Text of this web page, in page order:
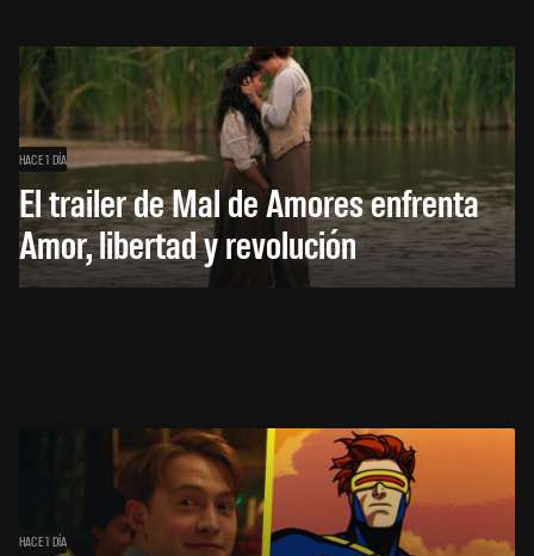
HACE 1 DÍA
El trailer de Mal de Amores enfrenta
Amor, libertad y revolución
HACE 1 DÍA